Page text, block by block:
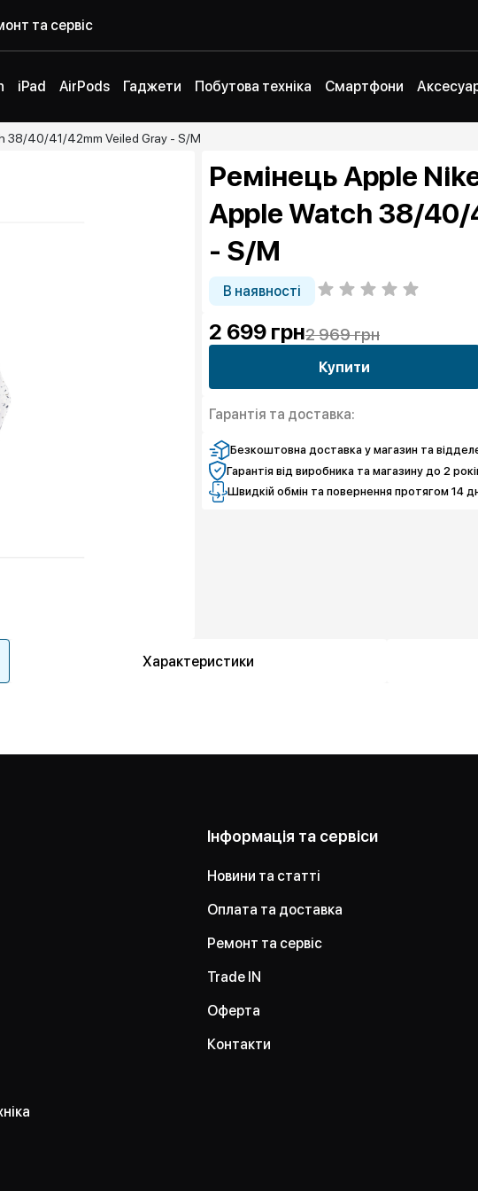
та сервіс
iPad AirPods Гаджети Побутова техніка Смартфони
38/40/41/42mm Veiled Gray - S/M
Ремінець Apple
Apple Watch 38/40/
- S/M
В наявності
2 699 грн2 969 грн
Купити
Гарантія та доставка:
Безкоштовна доставка у магазин та
Гарантія від виробника та магазину до 2
Швидкій обмін та повернення протягом 14
Характеристики
Інформація та сервіси
Новини та статті
Оплата та доставка
Ремонт та сервіс
Trade IN
Оферта
Контакти